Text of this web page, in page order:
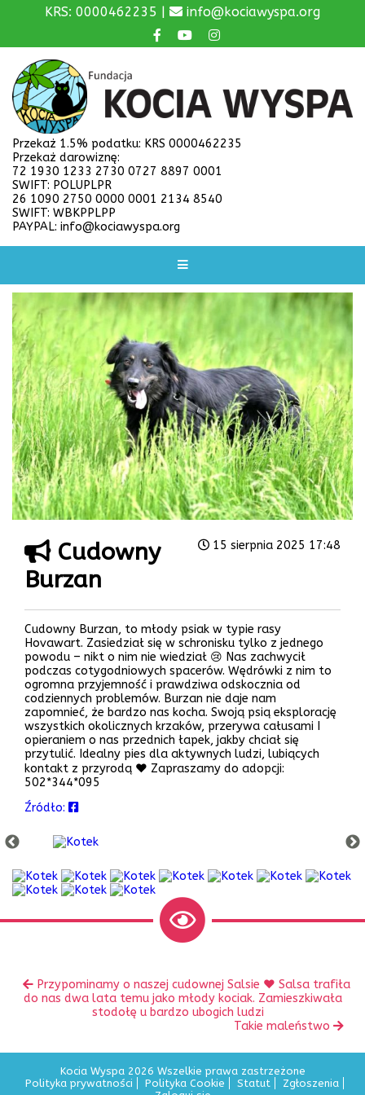
KRS: 0000462235 | info@kociawyspa.org
Przekaż 1.5% podatku: KRS 0000462235
Przekaż darowiznę:
72 1930 1233 2730 0727 8897 0001
SWIFT: POLUPLPR
26 1090 2750 0000 0001 2134 8540
SWIFT: WBKPPLPP
PAYPAL: info@kociawyspa.org
15 sierpnia 2025 17:48
Cudowny
Burzan
Cudowny Burzan, to młody psiak w typie rasy
Hovawart. Zasiedział się w schronisku tylko z jednego
powodu – nikt o nim nie wiedział 😢 Nas zachwycił
podczas cotygodniowych spacerów. Wędrówki z nim to
ogromna przyjemność i prawdziwa odskocznia od
codziennych problemów. Burzan nie daje nam
zapomnieć, że bardzo nas kocha. Swoją psią eksplorację
wszystkich okolicznych krzaków, przerywa całusami I
opieraniem o nas przednich łapek, jakby chciał się
przytulić. Idealny pies dla aktywnych ludzi, lubiących
kontakt z przyrodą ❤️ Zapraszamy do adopcji:
502*344*095
Źródło:
innePoprzedni
wpis:
Przypominamy o naszej cudownej Salsie ❤️ Salsa trafiła
do nas dwa lata temu jako młody kociak. Zamieszkiwała
stodołę u bardzo ubogich ludzi
Następny
Takie maleństwo
Kocia Wyspa 2026 Wszelkie prawa zastrzeżone
Polityka prywatności
Polityka Cookie Statut
Zgłoszenia